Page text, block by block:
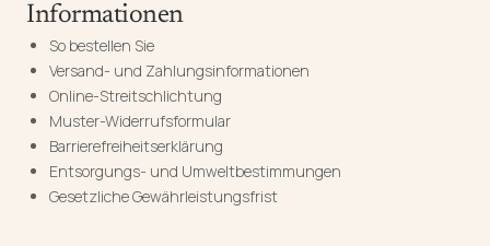
Informationen
So bestellen Sie
Versand- und Zahlungsinformationen
Online-Streitschlichtung
Muster-Widerrufsformular
Barrierefreiheitserklärung
Entsorgungs- und Umweltbestimmungen
Gesetzliche Gewährleistungsfrist